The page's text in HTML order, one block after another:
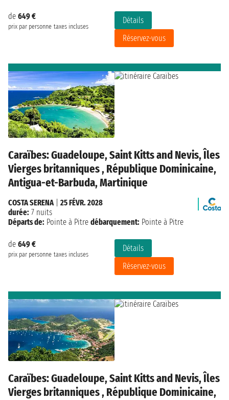
de 649 €
prix par personne taxes incluses
Détails
Réservez-vous
Caraïbes: Guadeloupe, Saint Kitts and Nevis, Îles
Vierges britanniques , République Dominicaine,
Antigua-et-Barbuda, Martinique
de 649 €
prix par personne taxes incluses
Détails
Réservez-vous
COSTA SERENA| 25 FÉVR. 2028
durée: 7 nuits
Départs de: Pointe à Pitre débarquement: Pointe à Pitre
Caraïbes: Guadeloupe, Saint Kitts and Nevis, Îles
Vierges britanniques , République Dominicaine,